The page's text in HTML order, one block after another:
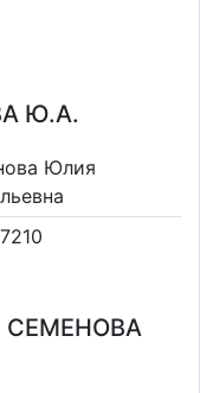
Ю.А.
Юлия
СЕМЕНОВА